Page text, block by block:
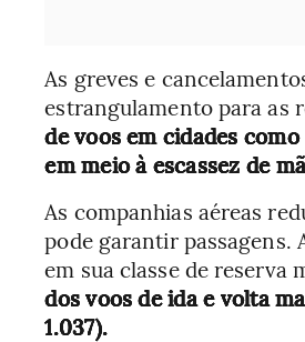
As greves e
estrangulamento para as
de voos em cidades
em meio à escassez de
As companhias aéreas
pode garantir passagens.
em sua classe de reserva
dos voos de ida e volta
1.037).